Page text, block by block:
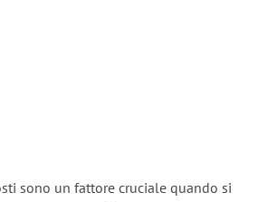
sono un fattore cruciale quando si